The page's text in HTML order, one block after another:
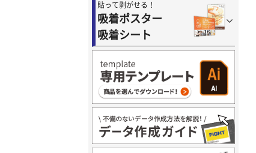
貼って剥がせる！
吸着ポスター
吸着シート